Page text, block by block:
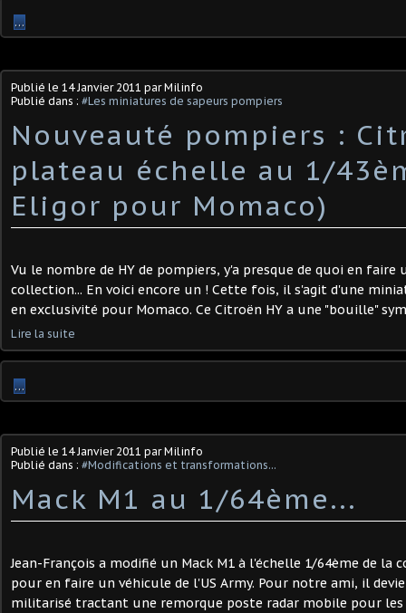
…
Publié le 14 Janvier 2011 par Milinfo
Publié dans : #Les miniatures de sapeurs pompiers
Nouveauté pompiers :
plateau échelle au 1/
Eligor pour Momaco)
Vu le nombre de HY de pompiers, y'a presque de quoi en faire
collection... En voici encore un ! Cette fois, il s'agit d'une
en exclusivité pour Momaco. Ce Citroën HY a une "bouille"
Lire la suite
…
Publié le 14 Janvier 2011 par Milinfo
Publié dans : #Modifications et transformations...
Mack M1 au 1/64ème...
Jean-François a modifié un Mack M1 à l'échelle 1/64ème de la
pour en faire un véhicule de l'US Army. Pour notre ami, il
militarisé tractant une remorque poste radar mobile pour les